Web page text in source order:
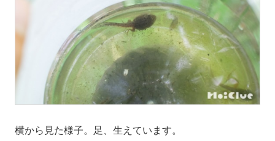
横から見た様子。足、生えています。